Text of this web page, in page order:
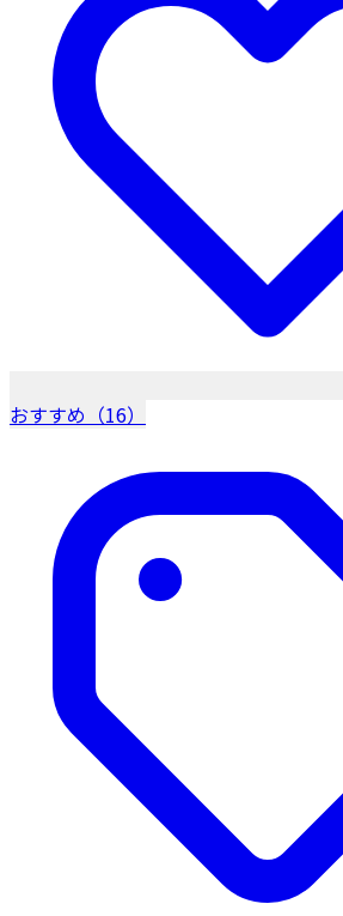
おすすめ（16）